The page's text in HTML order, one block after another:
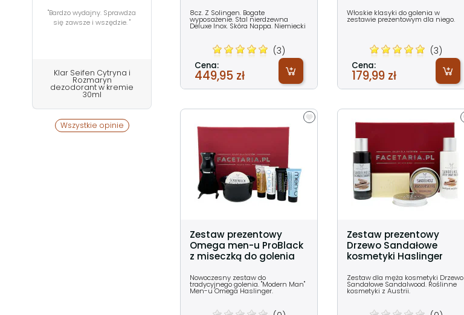
"Bardzo wydajny. Sprawdza
się zawsze i wszędzie. "
Klar Seifen Cytryna i
Rozmaryn
dezodorant w kremie
30ml
Wszystkie opinie
8cz. Z Solingen. Bogate
wyposażenie. Stal nierdzewna
Deluxe Inox. Skóra Nappa. Niemiecki
(3)
Cena:
449,95 zł
Włoskie klasyki do golenia w
zestawie prezentowym dla niego.
(3)
Cena:
179,99 zł
Zestaw prezentowy
Omega men-u ProBlack
z miseczką do golenia
Nowoczesny zestaw do
tradycyjnego golenia. "Modern Man"
Men-u Omega Haslinger.
Zestaw prezentowy
Drzewo Sandałowe
kosmetyki Haslinger
Zestaw dla męża kosmetyki Drzewo
Sandałowe Sandalwood. Roślinne
kosmetyki z Austrii.